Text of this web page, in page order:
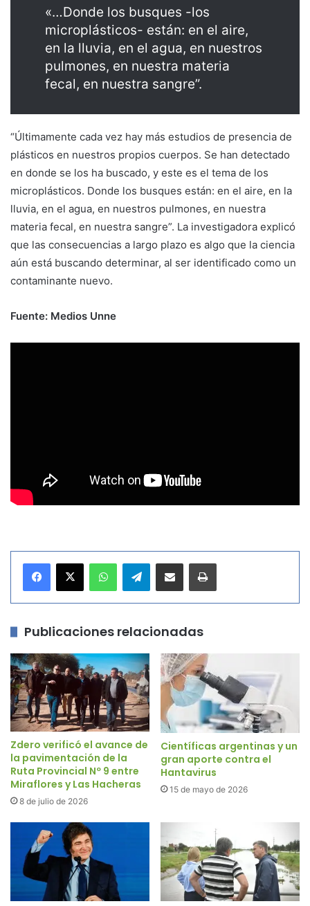
«…Donde los busques -los
microplásticos- están: en el aire,
en la lluvia, en el agua, en nuestros
pulmones, en nuestra materia
fecal, en nuestra sangre”.
“Últimamente cada vez hay más estudios de presencia de
plásticos en nuestros propios cuerpos. Se han detectado
en donde se los ha buscado, y este es el tema de los
microplásticos. Donde los busques están: en el aire, en la
lluvia, en el agua, en nuestros pulmones, en nuestra
materia fecal, en nuestra sangre”. La investigadora explicó
que las consecuencias a largo plazo es algo que la ciencia
aún está buscando determinar, al ser identificado como un
contaminante nuevo.
Fuente: Medios Unne
Telegram
Publicaciones relacionadas
Zdero verificó el avance de
la pavimentación de la
Ruta Provincial Nº 9 entre
Miraflores y Las Hacheras
8 de julio de 2026
Científicas argentinas y un
gran aporte contra el
Hantavirus
15 de mayo de 2026